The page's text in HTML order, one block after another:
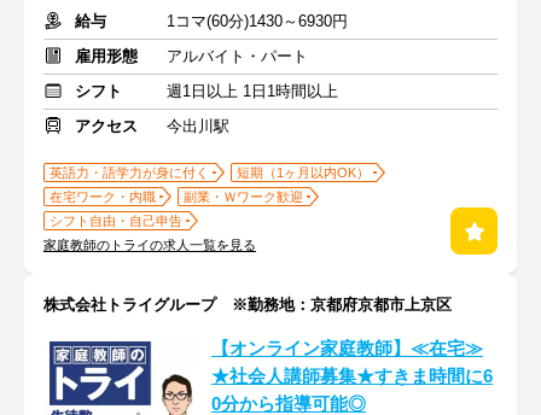
給与
1コマ(60分)1430～6930円
雇用形態
アルバイト・パート
シフト
週1日以上 1日1時間以上
アクセス
今出川駅
英語力・語学力が身に付く
短期（1ヶ月以内OK）
在宅ワーク・内職
副業・Ｗワーク歓迎
シフト自由・自己申告
家庭教師のトライの求人一覧を見る
株式会社トライグループ ※勤務地：京都府京都市上京区
【オンライン家庭教師】≪在宅≫
★社会人講師募集★すきま時間に6
0分から指導可能◎